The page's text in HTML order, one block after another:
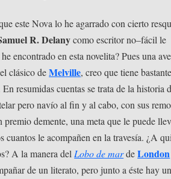
este Nova lo he agarrado con cierto
R. Delanycomo escritor no–fácil le
encontrado en esta novelita? Pues una
clásico deMelville, creo que tiene
En resumidas cuentas se trata de la historia
pero navío al fin y al cabo, con sus
premio demente, una meta que le puede
cuantos le acompañen en la travesía. ¿A
A la manera delLobo de mardeLondon
de un literato, pero junto a éste hay